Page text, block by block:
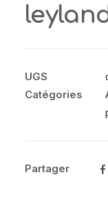
UGS
Catégories
Partager